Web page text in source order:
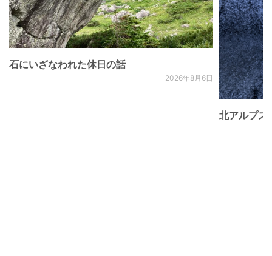
石にいざなわれた休日の話
2026年8月6日
北アルプ